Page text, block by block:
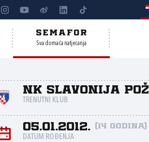
SEMAFOR
Sva domaća natjecanja
NK Slavonija
TRENUTNI KLUB
05.01.2012. (14 godina)
DATUM ROĐENJA